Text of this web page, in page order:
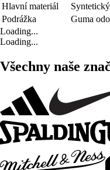
Hlavní materiál
Podrážka
Guma
Loading...
Loading...
Všechny naše